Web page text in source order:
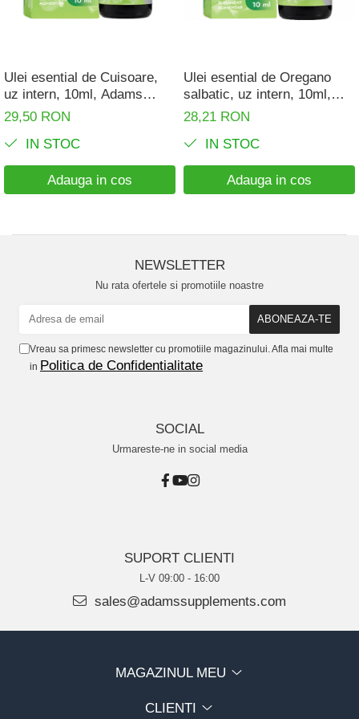
Altele
Accesorii
Shakere
Flacoane
Genti de sport
Batoane Proteice
Digestie
Gripa si raceala
Hepato-biliare
Imunitate
Memorie
Migrene
Probleme articulare
Prostata
Protector hepatic
Tiroida
Ulei esential de Cuisoare,
uz intern, 10ml, Adams
Supplements
29,50 RON
IN STOC
Adauga in cos
Ulei esential de Oregano
salbatic, uz intern, 10ml,
Adams Supplements
28,21 RON
IN STOC
Adauga in cos
NEWSLETTER
Nu rata ofertele si promotiile noastre
Vreau sa primesc newsletter cu promotiile magazinului. Afla mai multe
in Politica de Confidentialitate
SOCIAL
Urmareste-ne in social media
SUPORT CLIENTI
L-V 09:00 - 16:00
sales@adamssupplements.com
MAGAZINUL MEU
CLIENTI